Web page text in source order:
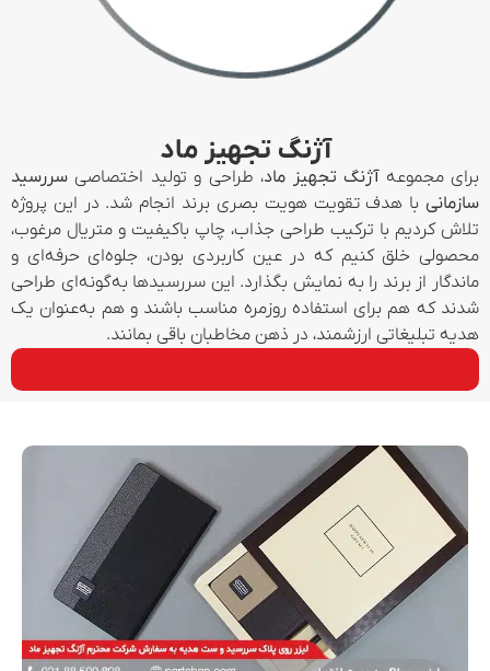
آژنگ تجهیز ماد
برای مجموعهآژنگ تجهیز ماد، طراحی و تولید اختصاصی سررسید
سازمانی با هدف تقویت هویت بصری برند انجام شد. در این پروژه
تلاش کردیم با ترکیب طراحی جذاب، چاپ باکیفیت و متریال مرغوب،
محصولی خلق کنیم که در عین کاربردی بودن، جلوه‌ای حرفه‌ای و
ماندگار از برند را به نمایش بگذارد. این سررسیدها به‌گونه‌ای طراحی
شدند که هم برای استفاده روزمره مناسب باشند و هم به‌عنوان یک
هدیه تبلیغاتی ارزشمند، در ذهن مخاطبان باقی بمانند.